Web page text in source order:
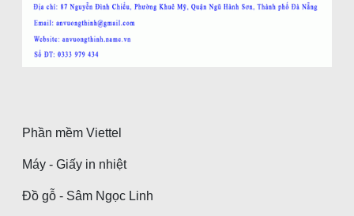
Phần mềm Viettel
Máy - Giấy in nhiệt
Đồ gỗ - Sâm Ngọc Linh